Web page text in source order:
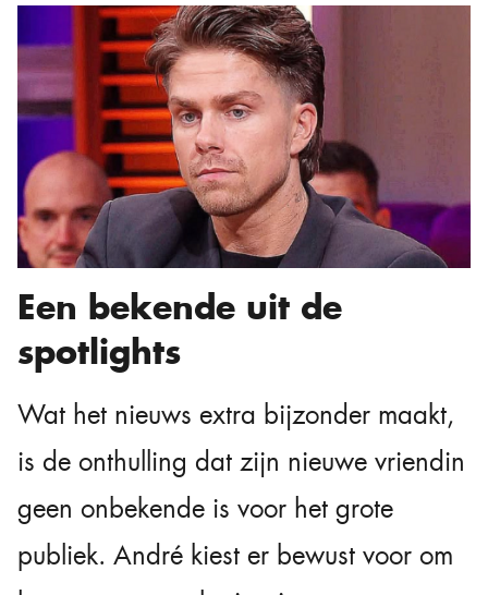
Een bekende uit de
spotlights
Wat het nieuws extra bijzonder maakt,
is de onthulling dat zijn nieuwe vriendin
geen onbekende is voor het grote
publiek. André kiest er bewust voor om